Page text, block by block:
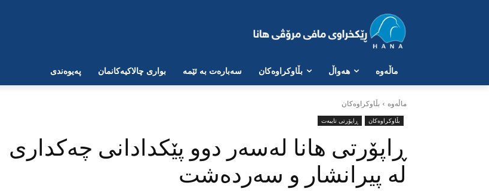
ماڵەوە هەواڵ بڵاوکراوەکان سەبارەت بە ئێمە بواری چالاکیەکانمان پەیوەندی
ماڵه‌وه‌ بڵاوکراوەکان
بڵاوکراوەکان ڕاپۆرتی تایبەت
ڕاپۆرتی هانا لەسەر دوو پێکدادانی چەکداری
لە پیرانشار و سەردەشت